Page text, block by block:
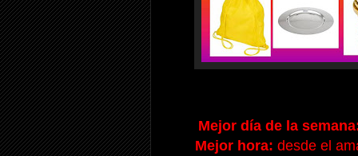
Mejor día de la
Mejor hora: desde el